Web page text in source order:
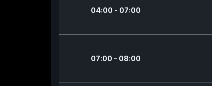
04:00 - 07:00
07:00 - 08:00